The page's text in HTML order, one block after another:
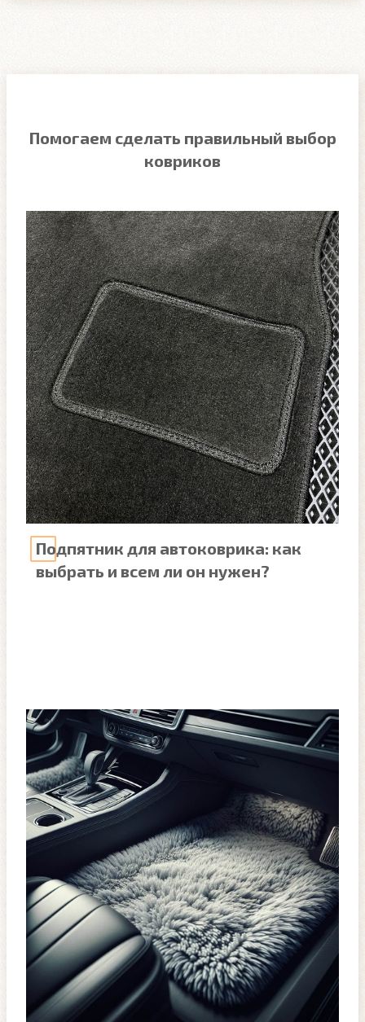
Помогаем сделать правильный выбор
ковриков
Подпятник для автоковрика: как
выбрать и всем ли он нужен?